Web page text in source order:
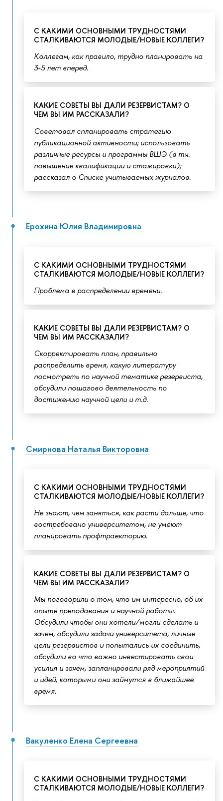
С КАКИМИ ОСНОВНЫМИ ТРУДНОСТЯМИ
СТАЛКИВАЮТСЯ МОЛОДЫЕ/НОВЫЕ КОЛЛЕГИ?
Коллегам, как правило, трудно планировать на
3-5 лет вперед.
КАКИЕ СОВЕТЫ ВЫ ДАЛИ РЕЗЕРВИСТАМ? О
ЧЕМ ВЫ ИМ РАССКАЗАЛИ?
Советовал спланировать стратегию
публикационной активности; использовать
различные ресурсы и программы ВШЭ (в т.ч.
повышение квалификации и стажировки);
рассказал о Списке учитываемых журналов.
Ерохина Юлия Владимировна
С КАКИМИ ОСНОВНЫМИ ТРУДНОСТЯМИ
СТАЛКИВАЮТСЯ МОЛОДЫЕ/НОВЫЕ КОЛЛЕГИ?
Проблема в распределении времени.
КАКИЕ СОВЕТЫ ВЫ ДАЛИ РЕЗЕРВИСТАМ? О
ЧЕМ ВЫ ИМ РАССКАЗАЛИ?
Скорректировать план, правильно
распределить время, какую литературу
посмотреть по научной тематике резервиста,
обсудили пошагово деятельность по
достижению научной цели и т.д.
Смирнова Наталья Викторовна
С КАКИМИ ОСНОВНЫМИ ТРУДНОСТЯМИ
СТАЛКИВАЮТСЯ МОЛОДЫЕ/НОВЫЕ КОЛЛЕГИ?
Не знают, чем заняться, как расти дальше, что
востребовано университетом, не умеют
планировать профтраекторию.
КАКИЕ СОВЕТЫ ВЫ ДАЛИ РЕЗЕРВИСТАМ? О
ЧЕМ ВЫ ИМ РАССКАЗАЛИ?
Мы поговорили о том, что им интересно, об их
опыте преподавания и научной работы.
Обсудили чтобы они хотели/могли сделать и
зачем, обсудили задачи университета, личные
цели резервистов и попытались их соединить,
обсудили во что важно инвестировать свои
усилия и зачем, запланировали ряд мероприятий
и идей, которыми они займутся в ближайшее
время.
Вакуленко Елена Сергеевна
С КАКИМИ ОСНОВНЫМИ ТРУДНОСТЯМИ
СТАЛКИВАЮТСЯ МОЛОДЫЕ/НОВЫЕ КОЛЛЕГИ?